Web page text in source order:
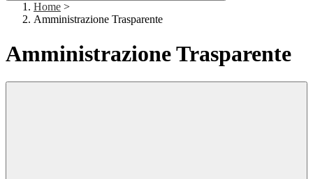
Home >
Amministrazione Trasparente
Amministrazione Trasparente